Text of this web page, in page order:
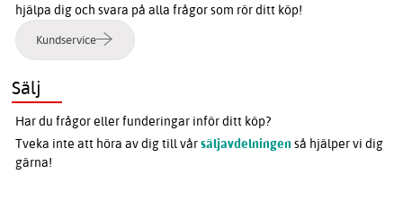
hjälpa dig och svara på alla frågor som rör ditt köp!
Kundservice
Sälj
Har du frågor eller funderingar inför ditt köp?
Tveka inte att höra av dig till vårsäljavdelningen så hjälper vi dig
gärna!